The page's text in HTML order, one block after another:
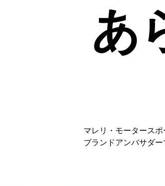
あ
マレリ・モータース
ブランドアンバサダ